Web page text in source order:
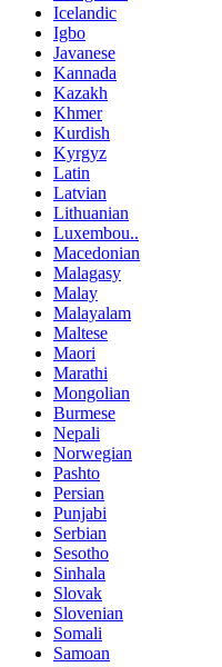
Icelandic
Igbo
Javanese
Kannada
Kazakh
Khmer
Kurdish
Kyrgyz
Latin
Latvian
Lithuanian
Luxembou..
Macedonian
Malagasy
Malay
Malayalam
Maltese
Maori
Marathi
Mongolian
Burmese
Nepali
Norwegian
Pashto
Persian
Punjabi
Serbian
Sesotho
Sinhala
Slovak
Slovenian
Somali
Samoan